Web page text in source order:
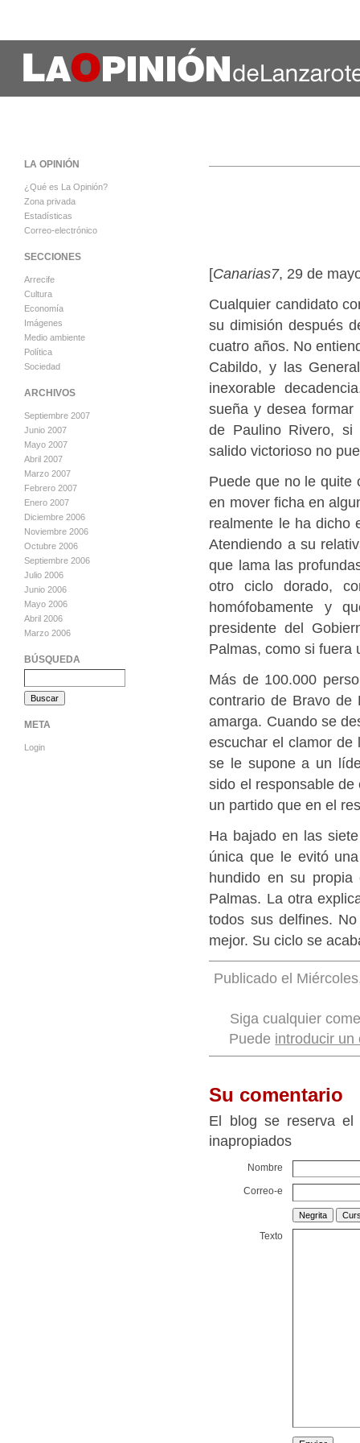
[Canarias7, 29 de
Cualquier candidato
su dimisión después
cuatro años. No
Cabildo, y las
inexorable
sueña y desea
de Paulino Rivero, si
salido victorioso no
Puede que no le quite
en mover ficha en
realmente le ha dicho
Atendiendo a su
que lama las
otro ciclo dorado,
homófobamente y
presidente del
Palmas, como si fuera
Más de 100.000
contrario de Bravo de
amarga. Cuando se
escuchar el clamor de
se le supone a un
sido el responsable
un partido que en el
Ha bajado en las
única que le evitó
hundido en su propia
Palmas. La otra
todos sus delfines.
mejor. Su ciclo se
Publicado el
Siga cualquier
Puede introducir un
Su comentario
El blog se reserva el
inapropiados
Nombre
Correo-e
Texto
LA OPINIÓN
¿Qué es La Opinión?
Zona privada
Estadísticas
Correo-electrónico
SECCIONES
Arrecife
Cultura
Economía
Imágenes
Medio ambiente
Política
Sociedad
ARCHIVOS
Septiembre 2007
Junio 2007
Mayo 2007
Abril 2007
Marzo 2007
Febrero 2007
Enero 2007
Diciembre 2006
Noviembre 2006
Octubre 2006
Septiembre 2006
Julio 2006
Junio 2006
Mayo 2006
Abril 2006
Marzo 2006
BÚSQUEDA
META
Login